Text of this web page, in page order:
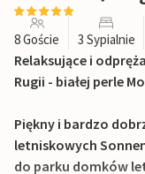
8 Goście 3 Sypialnie
Relaksujące i
Rugii - białej perle
Piękny i bardzo
letniskowych
do parku domków